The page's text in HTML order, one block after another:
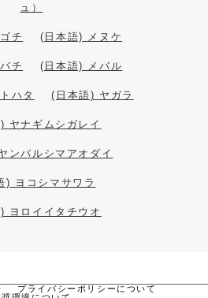
ュ）
チ (日本語) メヌケ
チ (日本語) メバル
ハタ (日本語) ヤガラ
ヤナギムシガレイ
ンバルシマアオダイ
) ヨコシマサワラ
ヨロイイタチウオ
プライバシーポリシーについて